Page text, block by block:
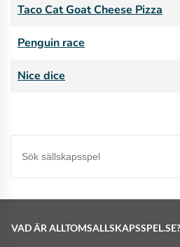
Taco Cat Goat Cheese Pizza
Penguin race
Nice dice
VAD ÄR ALLTOMSALLSKAPSSPEL.SE?